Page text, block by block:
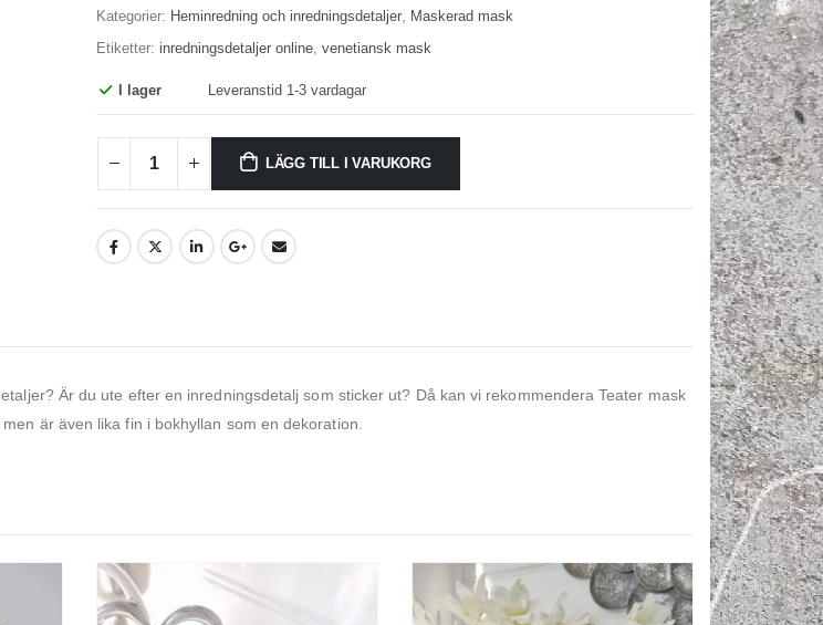
Kategorier: Heminredning och inredningsdetaljer, Maskerad mask
Etiketter: inredningsdetaljer online venetiansk mask
I lager Leveranstid 1-3 vardagar
LÄGG TILL I VARUKORG
Är du ute efter en inredningsdetalj som sticker ut? Då kan vi rekommendera Teater mask
är även lika fin i bokhyllan som en dekoration.